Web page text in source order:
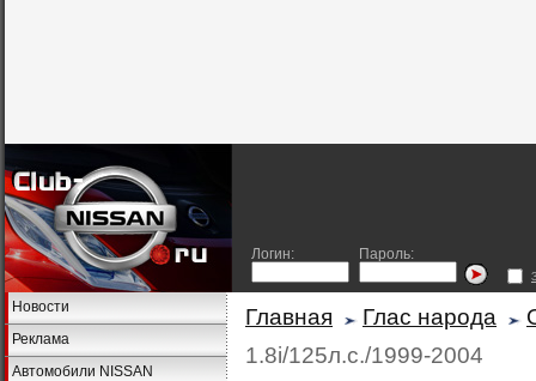
Логин: Пароль:
Новости
Реклама
Автомобили NISSAN
Главная Глас народа
1.8i/125л.с./1999-2004